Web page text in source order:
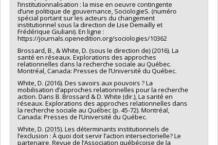
Michèle Stanton-Jean,Denis Bourque,Gilles Sénécal,
Bouchard,Ruth Rose-Lizée
Sources de financement :IRSC/Instituts de recherche en
santé du Canada
Programmes de subvention :PVXXXXXX-(ROH) Subvention de
fonctionnement: subventions programmatiques pour santé et
l'équité en santé
l’institutionnalisation : la mise en oeuvre contingente
d’une politique de gouvernance, SociologieS. (numéro
spécial portant sur les acteurs du changement
institutionnel sous la direction de Lise Demailly et
Frédérique Giuliani). En ligne :
https://journals.openedition.org/sociologies/10362
Brossard, B., & White, D. (sous le direction de) (2016). La
santé en réseaux. Explorations des approches
relationnelles dans la recherche sociale au Québec.
Montréal, Canada: Presses de l’Université du Québec.
White, D. (2016). Des savoirs aux pouvoirs ? La
mobilisation d’approches relationnelles pour la recherche
action. Dans B. Brossard & D. White (dir.), La santé en
réseaux. Explorations des approches relationnelles dans
la recherche sociale au Québec (p. 45-72). Montréal,
Canada: Presses de l’Université du Québec.
White, D. (2015). Les déterminants institutionnels de
l’exclusion : À quoi doit servir l’action intersectorielle? Le
partenaire, Revue de l’Association québécoise de la